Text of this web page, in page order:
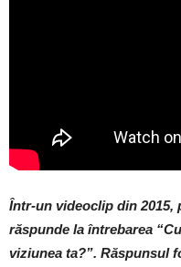
Într-un videoclip din 2015,
răspunde la întrebarea
viziunea ta?”. Răspunsul